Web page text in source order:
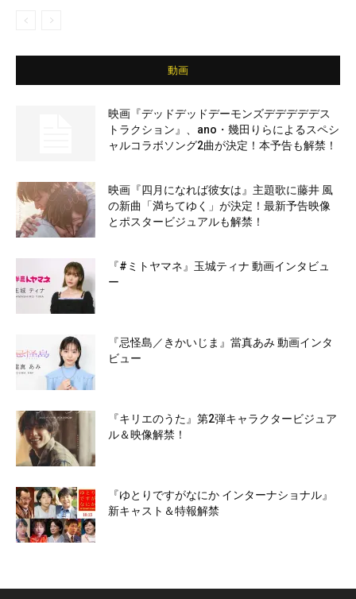
動画
映画『デッドデッドデーモンズデデデデデス
トラクション』、ano・幾田りらによるスペシ
ャルコラボソング2曲が決定！本予告も解禁！
映画『四月になれば彼女は』主題歌に藤井 風
の新曲「満ちてゆく」が決定！最新予告映像
とポスタービジュアルも解禁！
『#ミトヤマネ』玉城ティナ 動画インタビュ
ー
『忌怪島／きかいじま』當真あみ 動画インタ
ビュー
『キリエのうた』第2弾キャラクタービジュア
ル＆映像解禁！
『ゆとりですがなにか インターナショナル』
新キャスト＆特報解禁